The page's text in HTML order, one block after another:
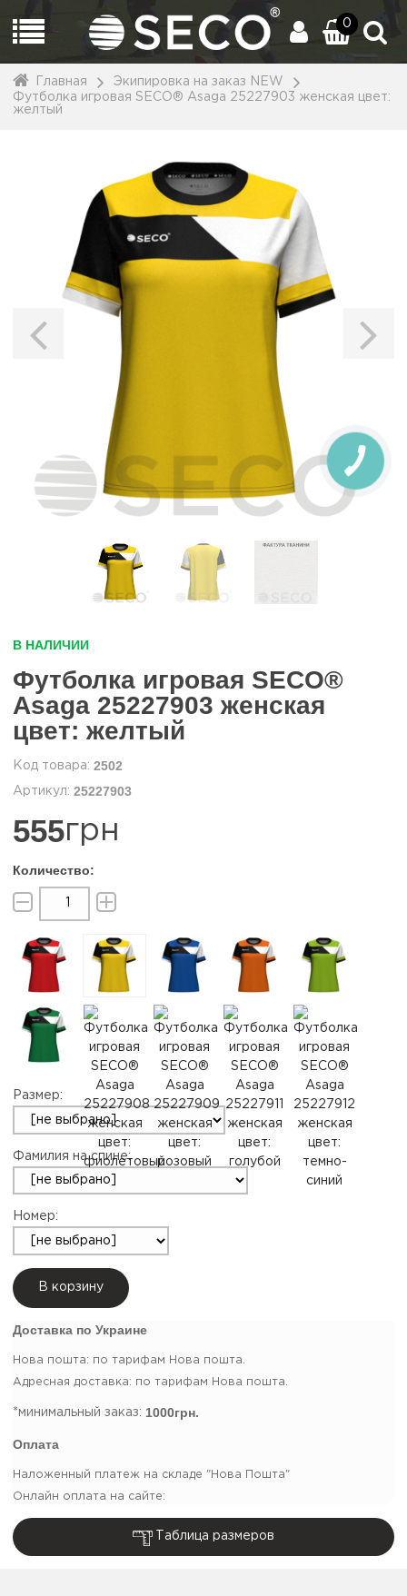
0
Главная
Экипировка на заказ NEW
Футболка игровая SECO® Asaga 25227903 женская цвет:
желтый
В НАЛИЧИИ
Футболка игровая SECO®
Asaga 25227903 женская
цвет: желтый
2502
25227903
555грн
Размер:
Фамилия на спине:
Номер:
В корзину
Доставка по Украине
Нова пошта: по тарифам Нова пошта.
Адресная доставка: по тарифам Нова пошта.
*минимальный заказ: 1000грн.
Оплата
Наложенный платеж на складе "Нова Пошта"
Онлайн оплата на сайте:
Таблица размеров